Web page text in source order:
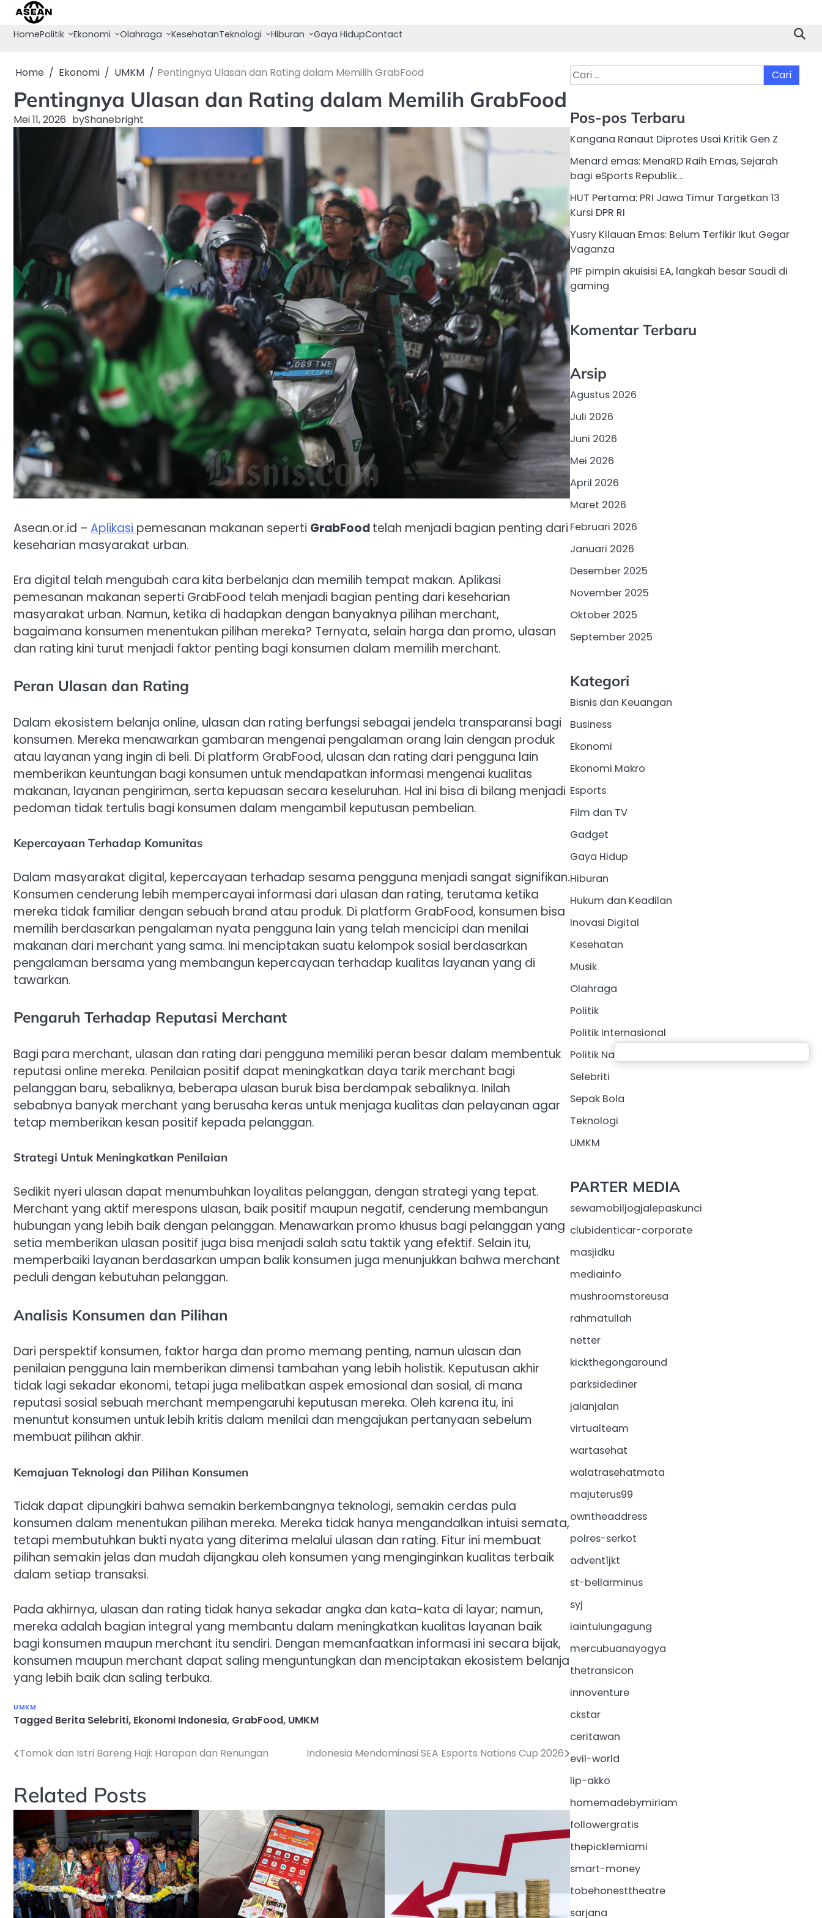
Skip
content
HomePolitik Ekonomi Olahraga KesehatanTeknologi Hiburan Gaya HidupContact
Home Ekonomi UMKM Pentingnya Ulasan dan Rating dalam Memilih GrabFood
Pentingnya Ulasan dan Rating dalam Memilih GrabFood
Mei 11, 2026 byShanebright
Asean.or.id – Aplikasi pemesanan makanan seperti GrabFoodtelah menjadi bagian penting dari
keseharian masyarakat urban.
Era digital telah mengubah cara kita berbelanja dan memilih tempat makan. Aplikasi
pemesanan makanan seperti GrabFood telah menjadi bagian penting dari keseharian
masyarakat urban. Namun, ketika di hadapkan dengan banyaknya pilihan merchant,
bagaimana konsumen menentukan pilihan mereka? Ternyata, selain harga dan promo, ulasan
dan rating kini turut menjadi faktor penting bagi konsumen dalam memilih merchant.
Peran Ulasan dan Rating
Dalam ekosistem belanja online, ulasan dan rating berfungsi sebagai jendela transparansi bagi
konsumen. Mereka menawarkan gambaran mengenai pengalaman orang lain dengan produk
atau layanan yang ingin di beli. Di platform GrabFood, ulasan dan rating dari pengguna lain
memberikan keuntungan bagi konsumen untuk mendapatkan informasi mengenai kualitas
makanan, layanan pengiriman, serta kepuasan secara keseluruhan. Hal ini bisa di bilang menjadi
pedoman tidak tertulis bagi konsumen dalam mengambil keputusan pembelian.
Kepercayaan Terhadap Komunitas
Dalam masyarakat digital, kepercayaan terhadap sesama pengguna menjadi sangat signifikan.
Konsumen cenderung lebih mempercayai informasi dari ulasan dan rating, terutama ketika
mereka tidak familiar dengan sebuah brand atau produk. Di platform GrabFood, konsumen bisa
memilih berdasarkan pengalaman nyata pengguna lain yang telah mencicipi dan menilai
makanan dari merchant yang sama. Ini menciptakan suatu kelompok sosial berdasarkan
pengalaman bersama yang membangun kepercayaan terhadap kualitas layanan yang di
tawarkan.
Pengaruh Terhadap Reputasi Merchant
Bagi para merchant, ulasan dan rating dari pengguna memiliki peran besar dalam membentuk
reputasi online mereka. Penilaian positif dapat meningkatkan daya tarik merchant bagi
pelanggan baru, sebaliknya, beberapa ulasan buruk bisa berdampak sebaliknya. Inilah
sebabnya banyak merchant yang berusaha keras untuk menjaga kualitas dan pelayanan agar
tetap memberikan kesan positif kepada pelanggan.
Strategi Untuk Meningkatkan Penilaian
Sedikit nyeri ulasan dapat menumbuhkan loyalitas pelanggan, dengan strategi yang tepat.
Merchant yang aktif merespons ulasan, baik positif maupun negatif, cenderung membangun
hubungan yang lebih baik dengan pelanggan. Menawarkan promo khusus bagi pelanggan yang
setia memberikan ulasan positif juga bisa menjadi salah satu taktik yang efektif. Selain itu,
memperbaiki layanan berdasarkan umpan balik konsumen juga menunjukkan bahwa merchant
peduli dengan kebutuhan pelanggan.
Analisis Konsumen dan Pilihan
Dari perspektif konsumen, faktor harga dan promo memang penting, namun ulasan dan
penilaian pengguna lain memberikan dimensi tambahan yang lebih holistik. Keputusan akhir
tidak lagi sekadar ekonomi, tetapi juga melibatkan aspek emosional dan sosial, di mana
reputasi sosial sebuah merchant mempengaruhi keputusan mereka. Oleh karena itu, ini
menuntut konsumen untuk lebih kritis dalam menilai dan mengajukan pertanyaan sebelum
membuat pilihan akhir.
Kemajuan Teknologi dan Pilihan Konsumen
Tidak dapat dipungkiri bahwa semakin berkembangnya teknologi, semakin cerdas pula
konsumen dalam menentukan pilihan mereka. Mereka tidak hanya mengandalkan intuisi semata,
tetapi membutuhkan bukti nyata yang diterima melalui ulasan dan rating. Fitur ini membuat
pilihan semakin jelas dan mudah dijangkau oleh konsumen yang menginginkan kualitas terbaik
dalam setiap transaksi.
Pada akhirnya, ulasan dan rating tidak hanya sekadar angka dan kata-kata di layar; namun,
mereka adalah bagian integral yang membantu dalam meningkatkan kualitas layanan baik
bagi konsumen maupun merchant itu sendiri. Dengan memanfaatkan informasi ini secara bijak,
konsumen maupun merchant dapat saling menguntungkan dan menciptakan ekosistem belanja
yang lebih baik dan saling terbuka.
UMKM
Tagged Berita Selebriti, Ekonomi Indonesia, GrabFood, UMKM
Navigasi
Tomok dan Istri Bareng Haji: Harapan dan Renungan Indonesia Mendominasi SEA Esports Nations Cup 2026
Related Posts
Cari
untuk:
Pos-pos Terbaru
Kangana Ranaut Diprotes Usai Kritik Gen Z
Menard emas: MenaRD Raih Emas, Sejarah
bagi eSports Republik…
HUT Pertama: PRI Jawa Timur Targetkan 13
Kursi DPR RI
Yusry Kilauan Emas: Belum Terfikir Ikut Gegar
Vaganza
PIF pimpin akuisisi EA, langkah besar Saudi di
gaming
Komentar Terbaru
Arsip
Agustus 2026
Juli 2026
Juni 2026
Mei 2026
April 2026
Maret 2026
Februari 2026
Januari 2026
Desember 2025
November 2025
Oktober 2025
September 2025
Kategori
Bisnis dan Keuangan
Business
Ekonomi
Ekonomi Makro
Esports
Film dan TV
Gadget
Gaya Hidup
Hiburan
Hukum dan Keadilan
Inovasi Digital
Kesehatan
Musik
Olahraga
Politik
Politik Internasional
Politik Nasional
Selebriti
Sepak Bola
Teknologi
UMKM
PARTER MEDIA
sewamobiljogjalepaskunci
clubidenticar-corporate
masjidku
mediainfo
mushroomstoreusa
rahmatullah
netter
kickthegongaround
parksidediner
jalanjalan
virtualteam
wartasehat
walatrasehatmata
majuterus99
owntheaddress
polres-serkot
advent1jkt
st-bellarminus
syj
iaintulungagung
mercubuanayogya
thetransicon
innoventure
ckstar
ceritawan
evil-world
lip-akko
homemadebymiriam
followergratis
thepicklemiami
smart-money
tobehonesttheatre
sarjana